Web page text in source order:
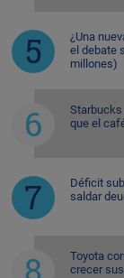
¿Una
el debate
millones)
Starbucks
que el
Déficit
saldar
Toyota
crecer